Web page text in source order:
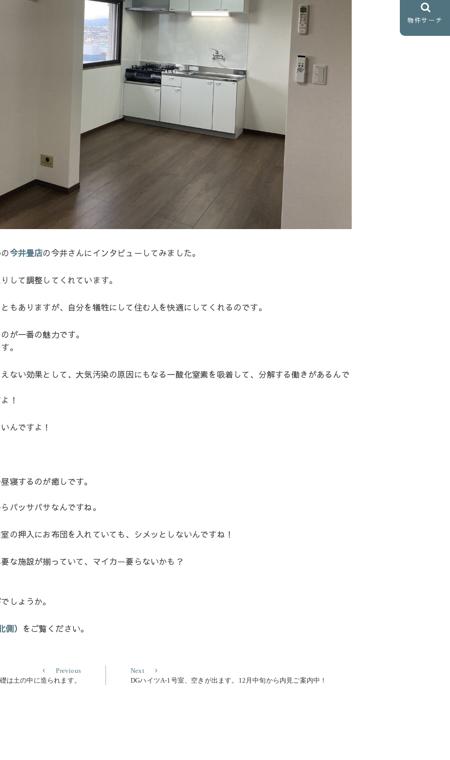
今井畳店の今井さんにインタビューしてみました。
して調整してくれています。
もありますが、自分を犠牲にして住む人を快適にしてくれるのです。
が一番の魅力です。
。
ない効果として、大気汚染の原因にもなる一酸化窒素を吸着して、分解する働きがあるんで
！
んですよ！
寝するのが癒しです。
パッサパサなんですね。
の押入にお布団を入れていても、シメッとしないんですね！
な施設が揃っていて、マイカー要らないかも？
しょうか。
） をご覧ください。
PreviousPrevious
は土の中に造られます。
Next
post:
DGハイツA-1号室、空きが出ます。12月中旬から内見ご案内中！
物件サーチ